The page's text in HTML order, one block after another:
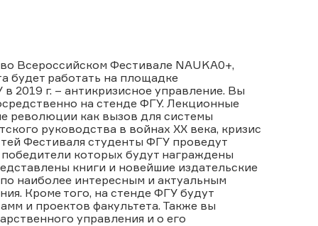
Всероссийском Фестивале NAUKA0+,
будет работать на площадке
2019 г. – антикризисное управление. Вы
на стенде ФГУ. Лекционные
революции как вызов для системы
руководства в войнах XX века, кризис
Фестиваля студенты ФГУ проведут
которых будут награждены
книги и новейшие издательские
наиболее интересным и актуальным
Кроме того, на стенде ФГУ будут
и проектов факультета. Также вы
управления и о его